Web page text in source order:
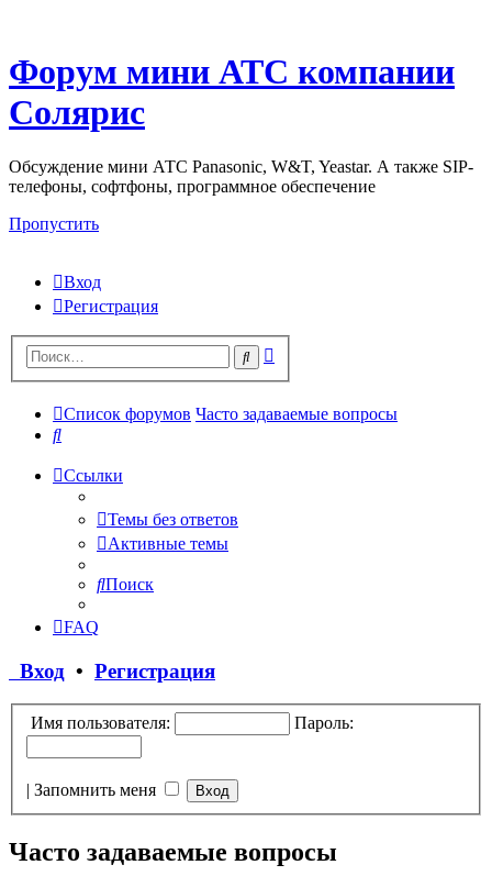
Форум мини АТС компании
Солярис
Обсуждение мини АТС Panasonic, W&T, Yeastar. А также SIP-
телефоны, софтфоны, программное обеспечение
Пропустить
Вход
Регистрация
Поиск
Список форумов Часто задаваемые вопросы
Поиск
Ссылки
Темы без ответов
Активные темы
Поиск
FAQ
Вход • Регистрация
Имя пользователя: Пароль:
| Запомнить меня
Часто задаваемые вопросы